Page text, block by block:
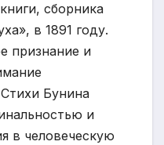
сборника
в 1891 году.
признание и
Бунина
и
в человеческую